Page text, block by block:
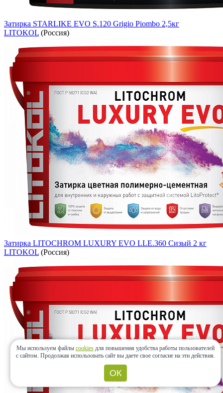
Затирка STARLIKE EVO S.120 Grigio Piombo 2,5кг
LITOKOL (Россия)
Затирка LITOCHROM LUXURY EVO LLE.360 Сизый 2 кг
LITOKOL (Россия)
Мы используем файлы cookies для повышения удобства работы пользователей
с сайтом. Продолжая использовать сайт вы даете свое согласие на эти действия.
ОК